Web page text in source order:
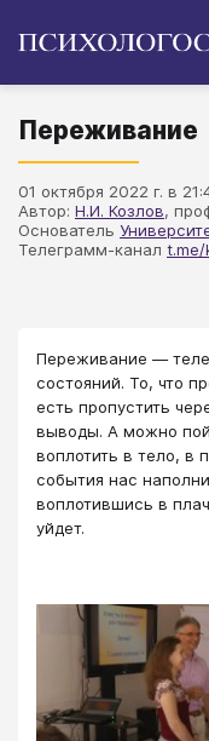
Переживание
01 октября 2022 г. в
Автор: Н.И. Козлов,
Основатель
Телеграмм-канал t.me/
Переживание —
состояний. То, что
есть пропустить
выводы. А можно
воплотить в тело, в
события нас
воплотившись в
уйдет.